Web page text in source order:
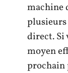
machine
plusieurs
direct. Si
moyen
prochain